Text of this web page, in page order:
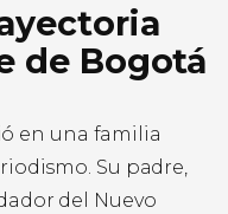
de Bogotá
en una familia
Su padre,
del Nuevo